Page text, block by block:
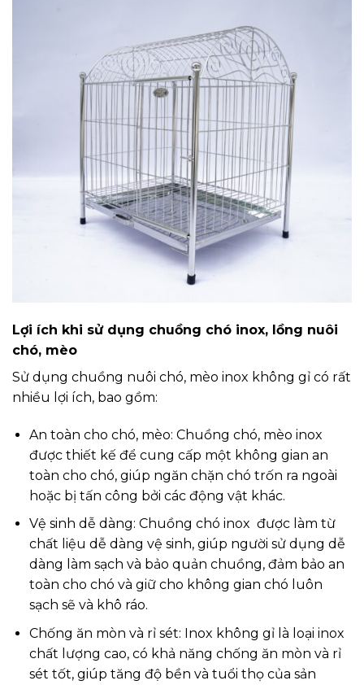
Lợi ích khi sử dụng chuồng chó inox, lồng nuôi
chó, mèo
Sử dụng chuồng nuôi chó, mèo inox không gỉ có rất
nhiều lợi ích, bao gồm:
An toàn cho chó, mèo: Chuồng chó, mèo inox
được thiết kế để cung cấp một không gian an
toàn cho chó, giúp ngăn chặn chó trốn ra ngoài
hoặc bị tấn công bởi các động vật khác.
Vệ sinh dễ dàng: Chuồng chó inox được làm từ
chất liệu dễ dàng vệ sinh, giúp người sử dụng dễ
dàng làm sạch và bảo quản chuồng, đảm bảo an
toàn cho chó và giữ cho không gian chó luôn
sạch sẽ và khô ráo.
Chống ăn mòn và rỉ sét: Inox không gỉ là loại inox
chất lượng cao, có khả năng chống ăn mòn và rỉ
sét tốt, giúp tăng độ bền và tuổi thọ của sản